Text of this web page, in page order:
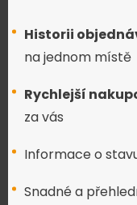
Historii
na jednom místě
Rychlejší
za vás
Informace o
Snadné a